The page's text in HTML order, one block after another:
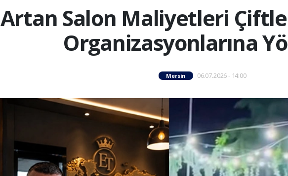
Artan Salon Maliyetleri
Organizasyonlarına
Mersin 06.07.2026 - 14:00